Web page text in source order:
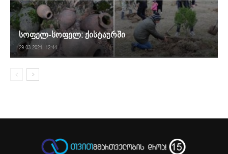
სოფელ-სოფელ: ქისტაურში
29.03.2021. 12:44